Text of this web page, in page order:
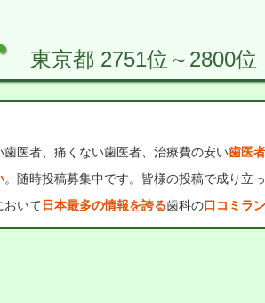
東京都 2751位～2800位
医者、痛くない歯医者、治療費の安い歯医
。随時投稿募集中です。皆様の投稿で成り立
おいて 日本最多の情報を誇る歯科の口コミラ